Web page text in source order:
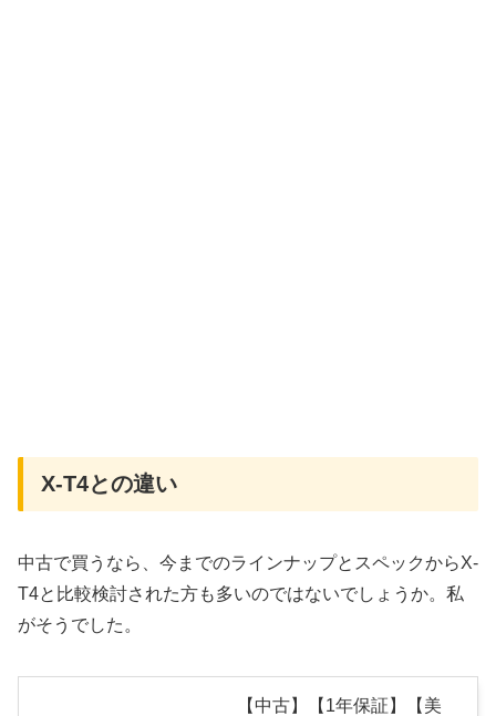
X-T4との違い
中古で買うなら、今までのラインナップとスペックからX-
T4と比較検討された方も多いのではないでしょうか。私
がそうでした。
【中古】【1年保証】【美